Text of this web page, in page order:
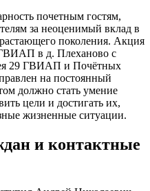
почетным гостям,
за неоценимый вклад в
поколения. Акция
ГВИАП в д. Плеханово с
29 ГВИАП и Почётных
на постоянный
должно стать умение
цели и достигать их,
жизненные ситуации.
и контактные